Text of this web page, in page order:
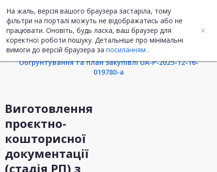
На жаль, версія вашого браузера застаріла, тому
фільтри на порталі можуть не відображатись або не
працювати. Оновіть, будь ласка, ваш браузер для
коректної роботи пошуку. Детальніше про мінімальні
вимоги до версій браузера за посиланням .
UA ENG
Інформація про закупівлю
Обгрунтування та план закупівлі UA-P-2025-12-16-
019780-a
Виготовлення
проєктно-
кошторисної
документації
(стадія РП) з